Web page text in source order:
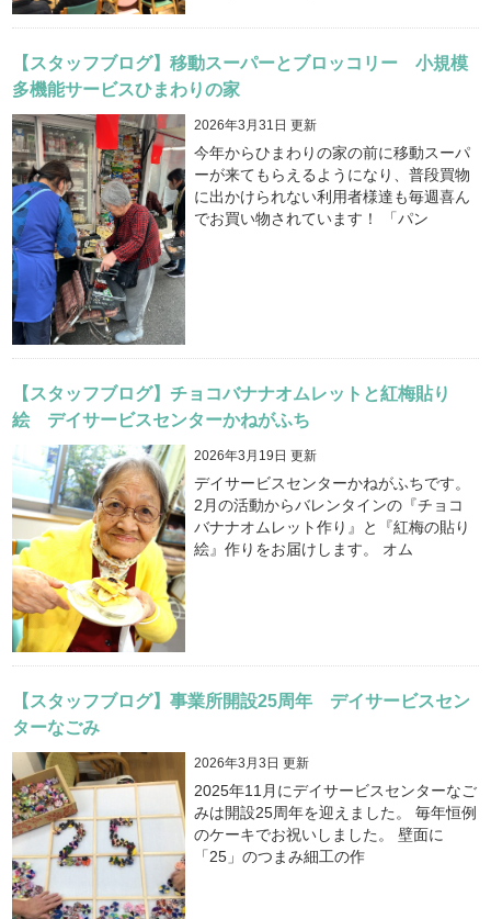
【スタッフブログ】移動スーパーとブロッコリー 小規模
多機能サービスひまわりの家
2026年3月31日 更新
今年からひまわりの家の前に移動スーパ
ーが来てもらえるようになり、普段買物
に出かけられない利用者様達も毎週喜ん
でお買い物されています！ 「パン
【スタッフブログ】チョコバナナオムレットと紅梅貼り
絵 デイサービスセンターかねがふち
2026年3月19日 更新
デイサービスセンターかねがふちです。
2月の活動からバレンタインの『チョコ
バナナオムレット作り』と『紅梅の貼り
絵』作りをお届けします。 オム
【スタッフブログ】事業所開設25周年 デイサービスセン
ターなごみ
2026年3月3日 更新
2025年11月にデイサービスセンターなご
みは開設25周年を迎えました。 毎年恒例
のケーキでお祝いしました。 壁面に
「25」のつまみ細工の作